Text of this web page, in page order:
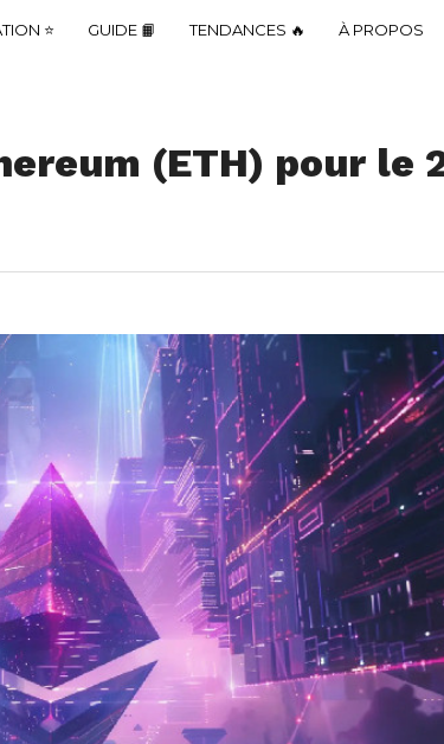
⭐ GUIDE 📙 TENDANCES 🔥 À PROPOS
(ETH) pour le